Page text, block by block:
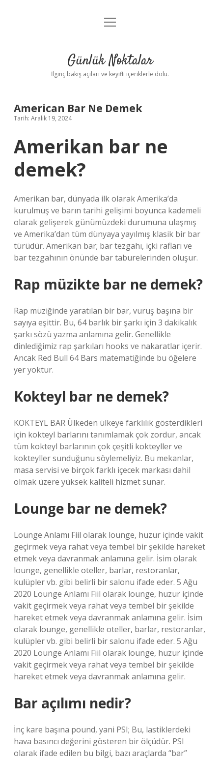
Anasayfa
Yasal Uyarı
menüyü
Günlük Noktalar
İlginç bakış açıları ve keyifli içeriklerle dolu.
American Bar Ne Demek
Tarih: Aralık 19, 2024
Amerikan bar ne
demek?
Amerikan bar, dünyada ilk olarak Amerika’da
kurulmuş ve barın tarihi gelişimi boyunca kademeli
olarak gelişerek günümüzdeki durumuna ulaşmış
ve Amerika’dan tüm dünyaya yayılmış klasik bir bar
türüdür. Amerikan bar; bar tezgahı, içki rafları ve
bar tezgahının önünde bar taburelerinden oluşur.
Rap müzikte bar ne demek?
Rap müziğinde yaratılan bir bar, vuruş başına bir
sayıya eşittir. Bu, 64 barlık bir şarkı için 3 dakikalık
şarkı sözü yazma anlamına gelir. Genellikle
dinlediğimiz rap şarkıları hooks ve nakaratlar içerir.
Ancak Red Bull 64 Bars matematiğinde bu öğelere
yer yoktur.
Kokteyl bar ne demek?
KOKTEYL BAR Ülkeden ülkeye farklılık gösterdikleri
için kokteyl barlarını tanımlamak çok zordur, ancak
tüm kokteyl barlarının çok çeşitli kokteyller ve
kokteyller sunduğunu söylemeliyiz. Bu mekanlar,
masa servisi ve birçok farklı içecek markası dahil
olmak üzere yüksek kaliteli hizmet sunar.
Lounge bar ne demek?
Lounge Anlamı Fiil olarak lounge, huzur içinde vakit
geçirmek veya rahat veya tembel bir şekilde hareket
etmek veya davranmak anlamına gelir. İsim olarak
lounge, genellikle oteller, barlar, restoranlar,
kulüpler vb. gibi belirli bir salonu ifade eder. 5 Ağu
2020 Lounge Anlamı Fiil olarak lounge, huzur içinde
vakit geçirmek veya rahat veya tembel bir şekilde
hareket etmek veya davranmak anlamına gelir. İsim
olarak lounge, genellikle oteller, barlar, restoranlar,
kulüpler vb. gibi belirli bir salonu ifade eder. 5 Ağu
2020 Lounge Anlamı Fiil olarak lounge, huzur içinde
vakit geçirmek veya rahat veya tembel bir şekilde
hareket etmek veya davranmak anlamına gelir.
Bar açılımı nedir?
İnç kare başına pound, yani PSI; Bu, lastiklerdeki
hava basıncı değerini gösteren bir ölçüdür. PSI
olarak ifade edilen bu bilgi, bazı araçlarda “bar”